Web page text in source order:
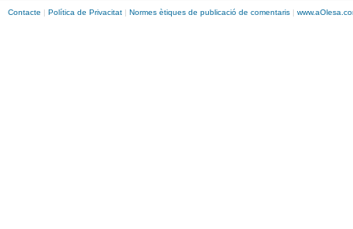
Contacte | Política de Privacitat | Normes ètiques de publicació de comentaris | www.aOlesa